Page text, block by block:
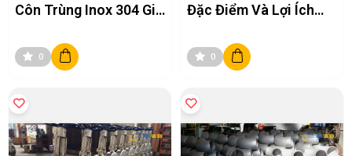
Côn Trùng Inox 304 Giá
0
Đặc Điểm Và Lợi Ích
Công Nghiệp
0